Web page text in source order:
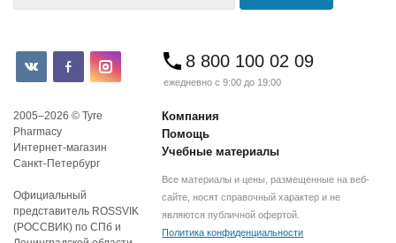
8 800 100 02 09
ежедневно с 9:00 до 19:00
2005–2026 © Tyre
Pharmacy
Интернет-магазин
Санкт-Петербург
Официальный
представитель ROSSVIK
(РОССВИК) по СПб и
Компания
Помощь
Учебные материалы
Все материалы и цены, размещенные на веб-
сайте, носят справочный характер и не
являются публичной офертой.
Политика конфиденциальности